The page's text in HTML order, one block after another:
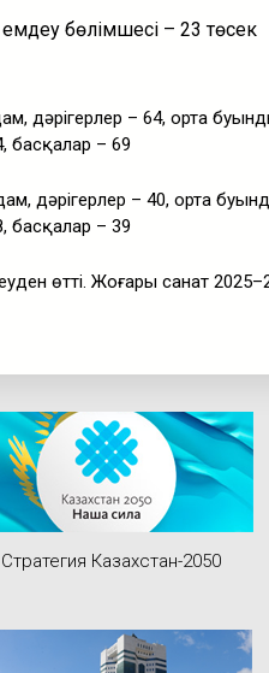
бөлімшесі – 23 төсек
дәрігерлер – 64, орта
басқалар – 69
дәрігерлер – 40, орта
басқалар – 39
өтті. Жоғары санат
Стратегия Казахстан-2050